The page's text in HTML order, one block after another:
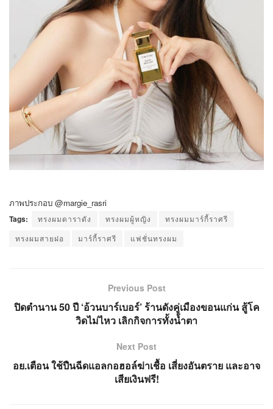
ภาพประกอบ @margie_rasri
Tags: ทรงผมดาราดัง ทรงผมผู้หญิง
ทรงผมมาร์กี้ราศรี
ทรงผมสายฝอ
มาร์กี้ราศรี แฟชั่นทรงผม
Previous Post
ปิดตำนาน 50 ปี ‘อ้วนบาร์เบอร์’ ร้านดังคู่เมืองขอนแก่น สู้โค
วิดไม่ไหว เลิกกิจการทั้งน้ำตา
Next Post
อย.เตือน ใช้ปืนฉีดแอลกอฮอล์ฆ่าเชื้อ เสี่ยงอันตราย และอาจ
เสียเงินฟรี!